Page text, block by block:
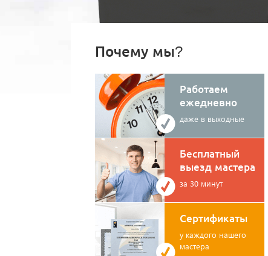
Почему мы?
Работаем
ежедневно
даже в выходные
Бесплатный
выезд мастера
за 30 минут
Сертификаты
у каждого нашего
мастера